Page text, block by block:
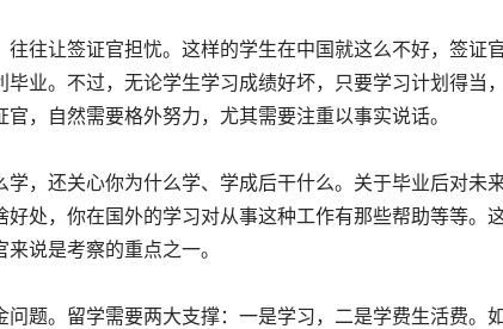
让签证官担忧。这样的学生在中国就这么不好，签证
业。不过，无论学生学习成绩好坏，只要学习计划得当
，自然需要格外努力，尤其需要注重以事实说话。
还关心你为什么学、学成后干什么。关于毕业后对未
处，你在国外的学习对从事这种工作有那些帮助等等。
说是考察的重点之一。
。留学需要两大支撑：一是学习，二是学费生活费。